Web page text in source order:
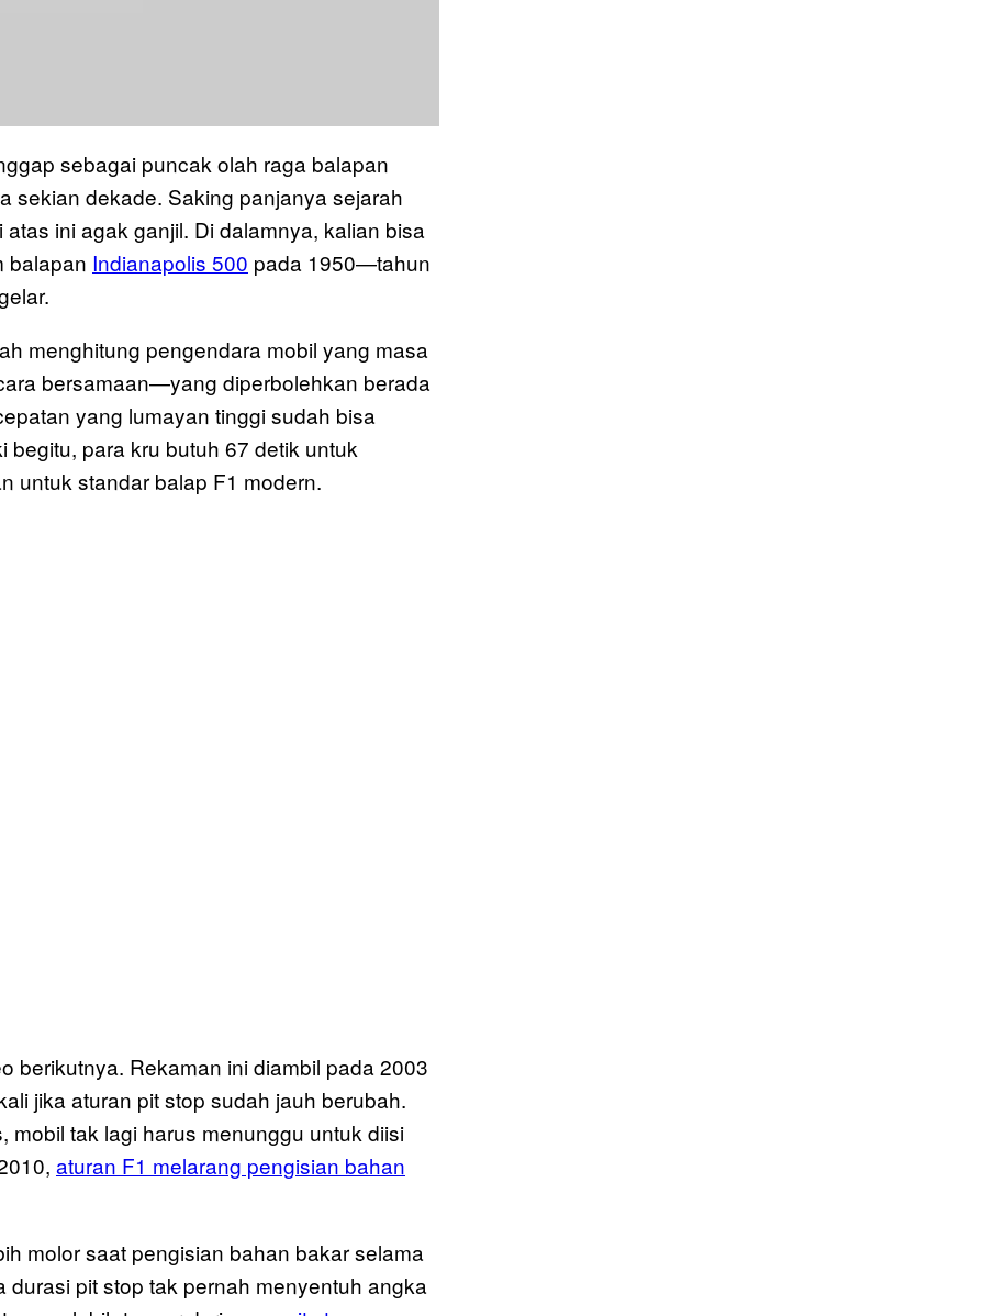
sebagai puncak olah raga balapan
sekian dekade. Saking panjanya sejarah
ini agak ganjil. Di dalamnya, kalian bisa
balapan Indianapolis 500 pada 1950—tahun
menghitung pengendara mobil yang masa
bersamaan—yang diperbolehkan berada
yang lumayan tinggi sudah bisa
para kru butuh 67 detik untuk
untuk standar balap F1 modern.
berikutnya. Rekaman ini diambil pada 2003
jika aturan pit stop sudah jauh berubah.
mobil tak lagi harus menunggu untuk diisi
aturan F1 melarang pengisian bahan
molor saat pengisian bahan bakar selama
pit stop tak pernah menyentuh angka